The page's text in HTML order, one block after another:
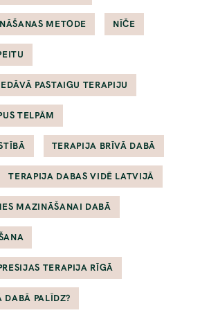
METODE NĪČE
PASTAIGU TERAPIJU
TELPĀM
TERAPIJA BRĪVĀ DABĀ
TERAPIJA DABAS VIDĒ LATVIJĀ
MAZINĀŠANAI DABĀ
TERAPIJA RĪGĀ
DABĀ PALĪDZ?